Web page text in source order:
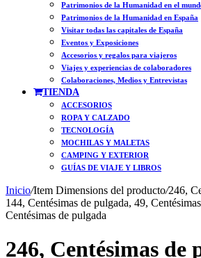
Patrimonios de la Humanidad en el
Patrimonios de la Humanidad en España
Visitar todas las capitales de España
Eventos y Exposiciones
Accesorios y regalos para viajeros
Viajes y experiencias de colaboradores
Colaboraciones, Medios y Entrevistas
TIENDA
ACCESORIOS
ROPA Y CALZADO
TECNOLOGÍA
MOCHILAS Y MALETAS
CAMPING Y EXTERIOR
GUÍAS DE VIAJE Y LIBROS
Inicio/Item Dimensions del producto/246,
144, Centésimas de pulgada, 49,
Centésimas de pulgada
246, Centésimas de